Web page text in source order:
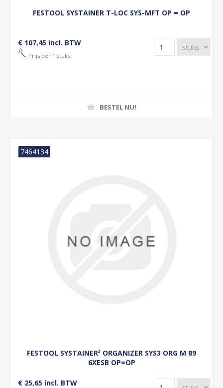
FESTOOL SYSTAINER T-LOC SYS-MFT OP = OP
€ 107,45 incl. BTW
Prijs per 1 stuks
BESTEL NU!
FESTOOL SYSTAINER³ ORGANIZER SYS3 ORG M 89
6XESB OP=OP
7464134
€ 25,65 incl. BTW